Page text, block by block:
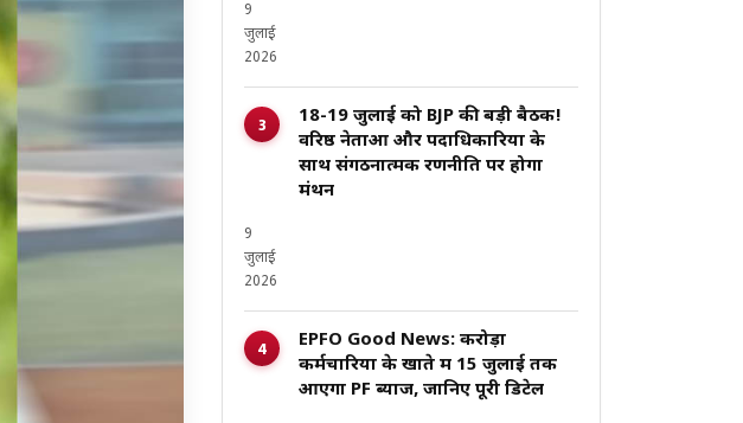
9
जुलाई
2026
18-19 जुलाई को BJP की बड़ी बैठक!
वरिष्ठ नेताओं और पदाधिकारियों के
साथ संगठनात्मक रणनीति पर होगा
मंथन
9
जुलाई
2026
EPFO Good News: करोड़ों
कर्मचारियों के खाते में 15 जुलाई तक
आएगा PF ब्याज, जानिए पूरी डिटेल